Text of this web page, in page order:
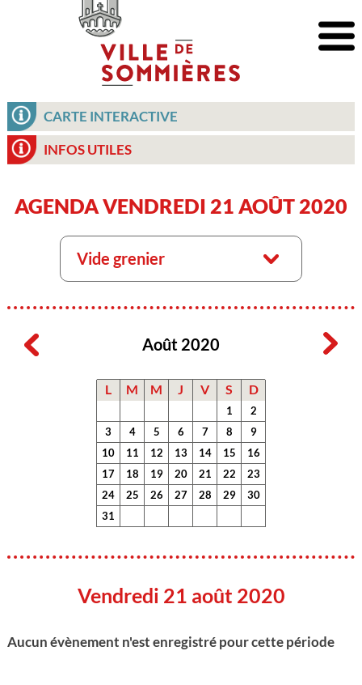
CARTE INTERACTIVE
INFOS UTILES
AGENDA VENDREDI 21 AOÛT 2020
Vide grenier
Août 2020
L M M J V S D
1
2
3
4 5 6 7 8
9
10
11 12 13 14 15
16
17
18 19 20 21 22
23
24
25 26 27 28 29
30
31
Vendredi 21 août 2020
Aucun évènement n'est enregistré pour cette période